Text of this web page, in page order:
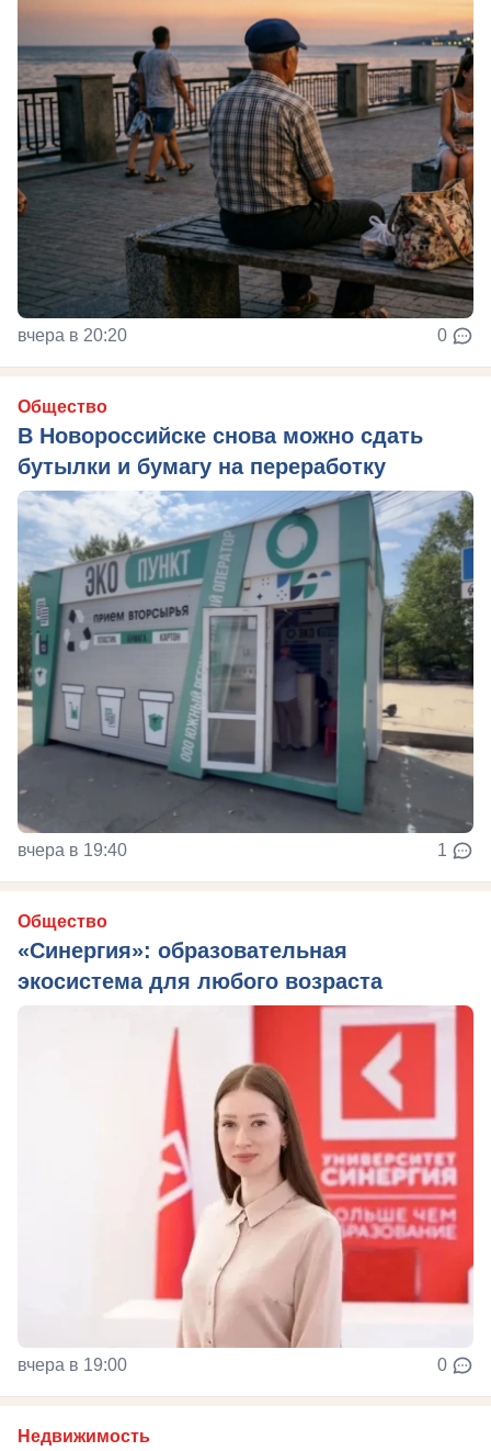
вчера в 20:20 0
Общество
В Новороссийске снова можно сдать
бутылки и бумагу на переработку
вчера в 19:40 1
Общество
«Синергия»: образовательная
экосистема для любого возраста
вчера в 19:00 0
Недвижимость